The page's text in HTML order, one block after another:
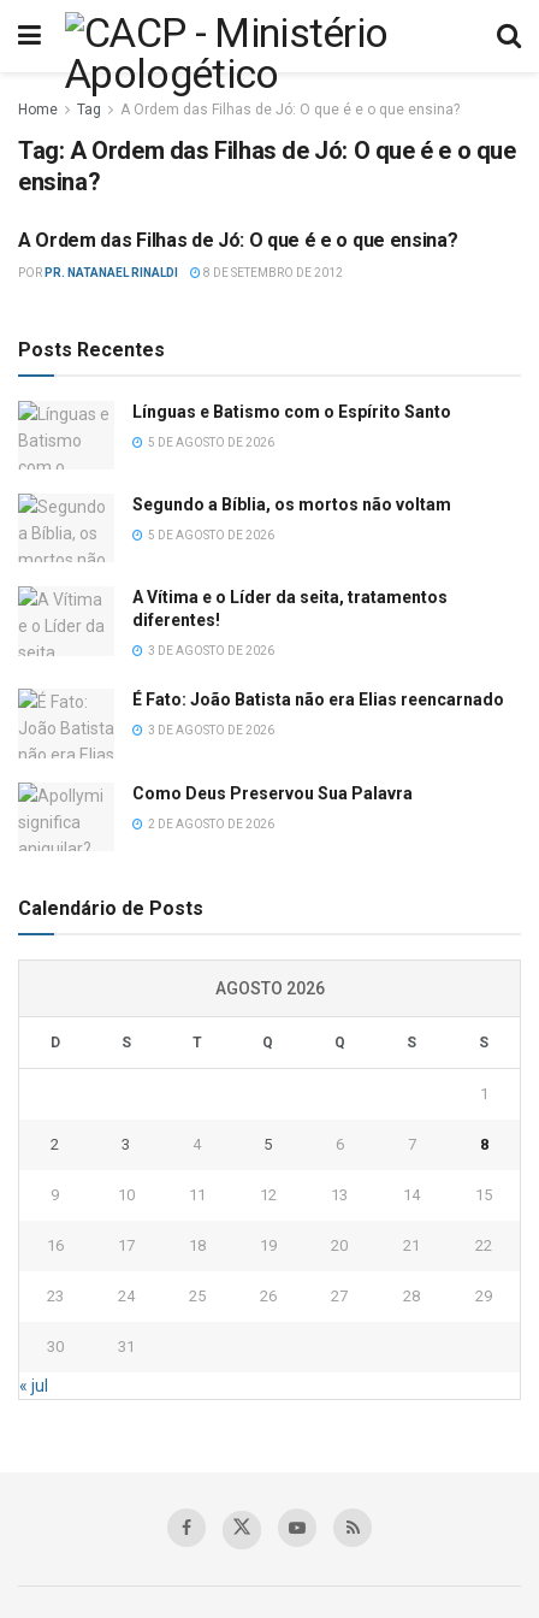
Home Tag A Ordem das Filhas de Jó: O que é e o que ensina?
Tag: A Ordem das Filhas de Jó: O que é e o que
ensina?
DIVERSAS
A Ordem das Filhas de Jó: O que é e o que ensina?
POR PR. NATANAEL RINALDI 8 DE SETEMBRO DE 2012
Posts Recentes
Línguas e Batismo com o Espírito Santo
5 DE AGOSTO DE 2026
Segundo a Bíblia, os mortos não voltam
5 DE AGOSTO DE 2026
A Vítima e o Líder da seita, tratamentos
diferentes!
3 DE AGOSTO DE 2026
É Fato: João Batista não era Elias reencarnado
3 DE AGOSTO DE 2026
Como Deus Preservou Sua Palavra
2 DE AGOSTO DE 2026
Calendário de Posts
AGOSTO 2026
D S T Q Q S S
1
2 3 4 5 6 7 8
9 10 11 12 13 14 15
16 17 18 19 20 21 22
23 24 25 26 27 28 29
30 31
« jul